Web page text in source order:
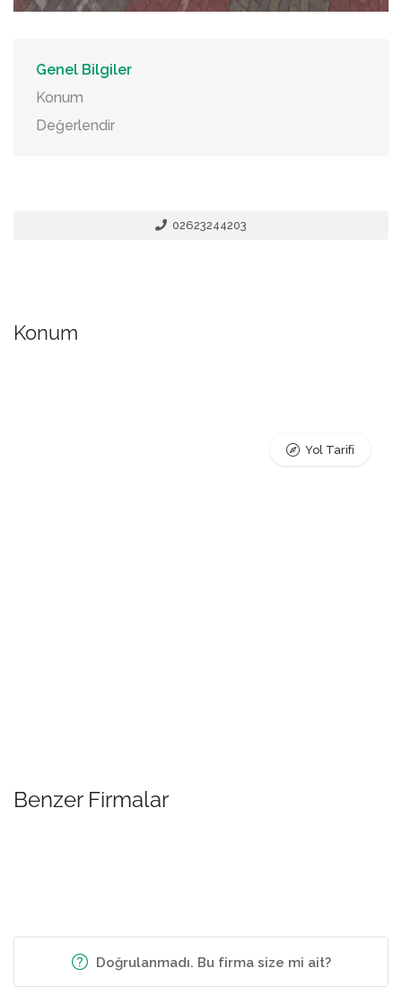
Genel Bilgiler
Konum
Değerlendir
02623244203
Konum
Yol Tarifi
Benzer Firmalar
Doğrulanmadı. Bu firma size mi ait?